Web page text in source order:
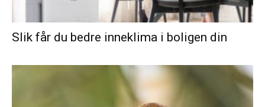
Slik får du bedre inneklima i boligen din